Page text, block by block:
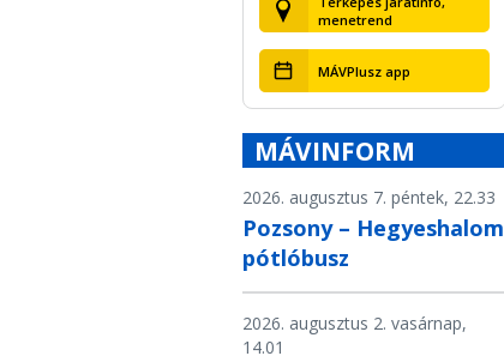
menetrend
MÁVPlusz app
MÁVINFORM
2026. augusztus 7. péntek, 22.33
Pozsony – Hegyeshalom
pótlóbusz
2026. augusztus 2. vasárnap,
14.01